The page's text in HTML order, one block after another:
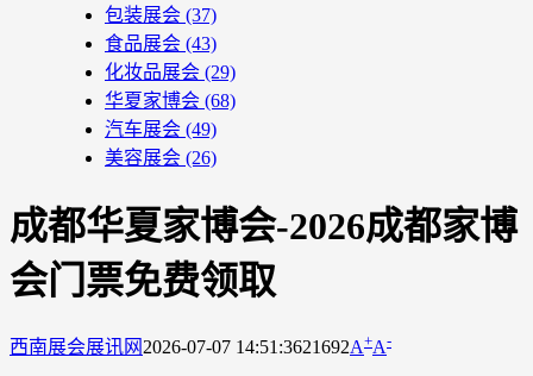
包装展会 (37)
食品展会 (43)
化妆品展会 (29)
华夏家博会 (68)
汽车展会 (49)
美容展会 (26)
成都华夏家博会-2026成都家博
会门票免费领取
西南展会展讯网 2026-07-07 14:51:3621692A+A-